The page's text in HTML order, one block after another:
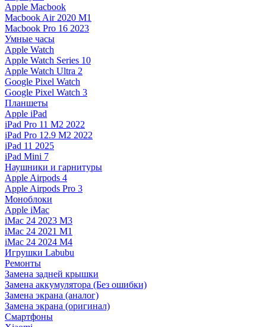
Apple Macbook
Macbook Air 2020 M1
Macbook Pro 16 2023
Умные часы
Apple Watch
Apple Watch Series 10
Apple Watch Ultra 2
Google Pixel Watch
Google Pixel Watch 3
Планшеты
Apple iPad
iPad Pro 11 M2 2022
iPad Pro 12.9 M2 2022
iPad 11 2025
iPad Mini 7
Наушники и гарнитуры
Apple Airpods 4
Apple Airpods Pro 3
Моноблоки
Apple iMac
iMac 24 2023 M3
iMac 24 2021 M1
iMac 24 2024 M4
Игрушки Labubu
Ремонты
Замена задней крышки
Замена аккумулятора (Без ошибки)
Замена экрана (аналог)
Замена экрана (оригинал)
Смартфоны